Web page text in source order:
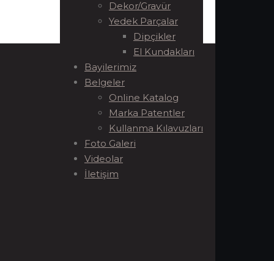
Dekor/Gravür
Yedek Parçalar
Dipçikler
El Kundakları
Bayilerimiz
Belgeler
Online Katalog
Marka Patentler
Kullanma Kılavuzları
Foto Galeri
Videolar
İletişim